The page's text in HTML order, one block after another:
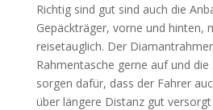
Richtig sind gut sind auch die
Gepäckträger, vorne und hinten,
reisetauglich. Der
Rahmentasche gerne auf und
sorgen dafür, dass der Fahrer
über längere Distanz gut